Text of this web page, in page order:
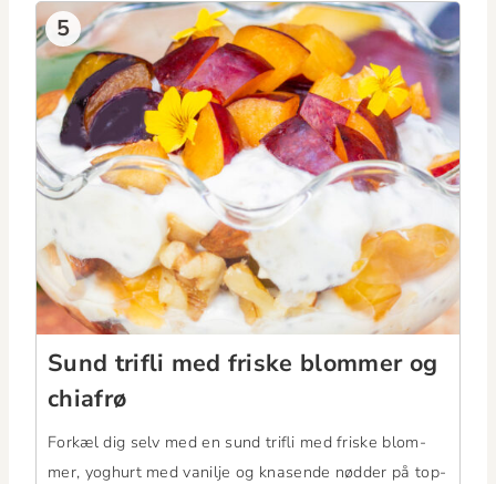
5
Sund tri­fli med friske blom­mer og
chiafrø
Forkæl dig selv med en sund tri­fli med friske blom­
mer, yoghurt med vanil­je og knasende nød­der på top­